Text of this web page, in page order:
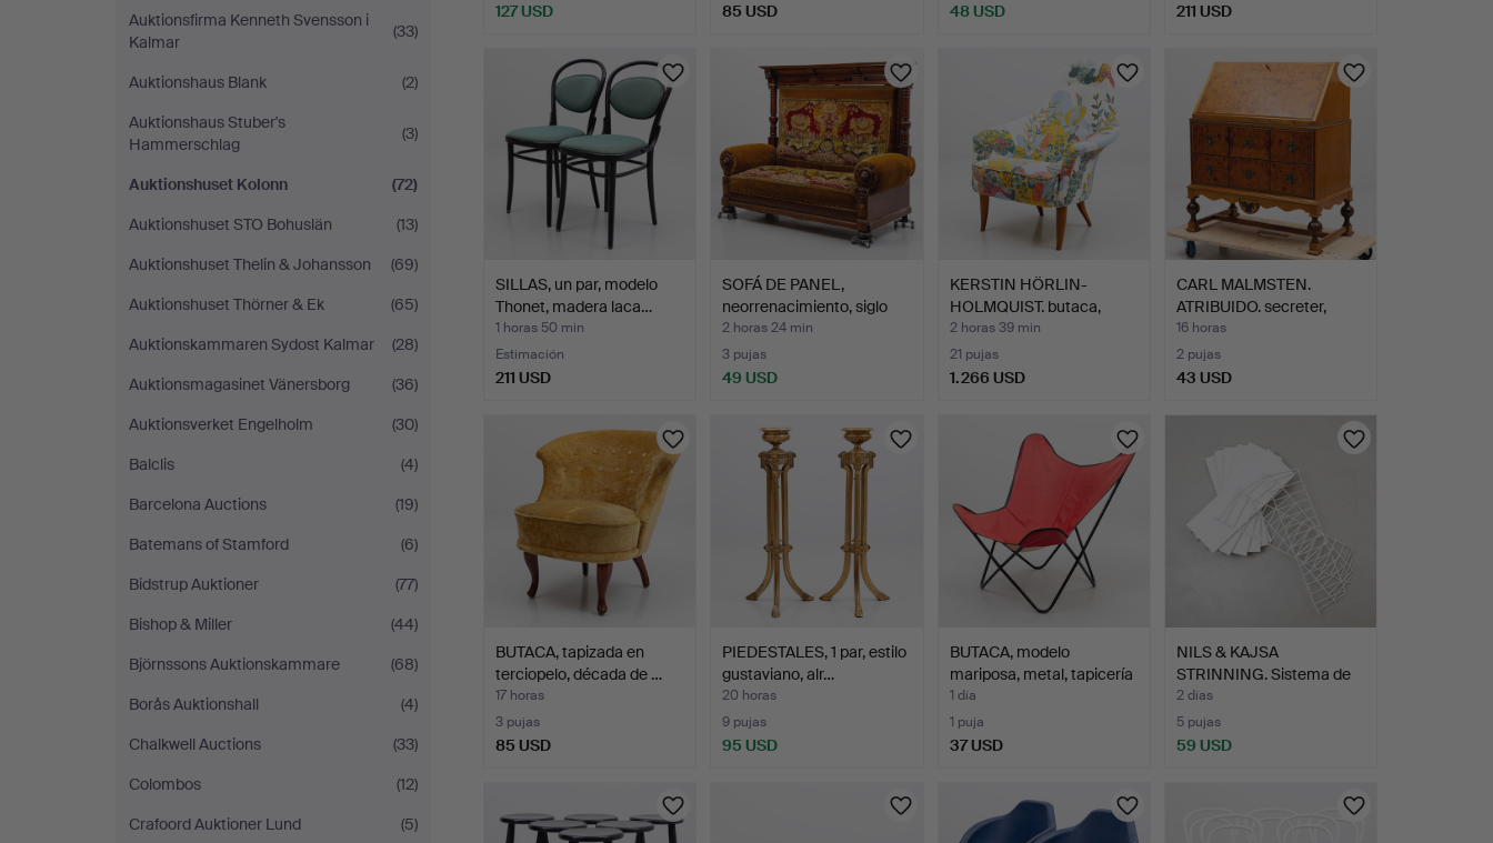
Auktionsfirma Kenneth Svensson i
Kalmar
(33)
Auktionshaus Blank
(2)
Auktionshaus Stuber's
Hammerschlag
(3)
Auktionshuset Kolonn
(72)
Auktionshuset STO Bohuslän
(13)
Auktionshuset Thelin & Johansson
(69)
Auktionshuset Thörner & Ek
(65)
Auktionskammaren Sydost Kalmar
(28)
Auktionsmagasinet Vänersborg
(36)
Auktionsverket Engelholm
(30)
Balclis
(4)
Barcelona Auctions
(19)
Batemans of Stamford
(6)
Bidstrup Auktioner
(77)
Bishop & Miller
(44)
Björnssons Auktionskammare
(68)
Borås Auktionshall
(4)
Chalkwell Auctions
(33)
Colombos
(12)
Crafoord Auktioner Lund
(5)
127 USD 85 USD 48 USD 211 USD
SILLAS, un par, modelo
Thonet, madera laca…
1 horas 50 min
Estimación
211 USD
SOFÁ DE PANEL,
neorrenacimiento, siglo
XIX.
2 horas 24 min
3 pujas
49 USD
KERSTIN HÖRLIN-
HOLMQUIST. butaca,
"Stora A…
2 horas 39 min
21 pujas
1.266 USD
CARL MALMSTEN.
ATRIBUIDO. secreter,
Swedis…
16 horas
2 pujas
43 USD
BUTACA, tapizada en
terciopelo, década de …
17 horas
3 pujas
85 USD
PIEDESTALES, 1 par, estilo
gustaviano, alr…
20 horas
9 pujas
95 USD
BUTACA, modelo
mariposa, metal, tapicería
…
1 día
1 puja
37 USD
NILS & KAJSA
STRINNING. Sistema de
estante…
2 días
5 pujas
59 USD